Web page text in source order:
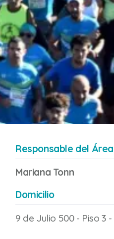
Responsable del Área
Mariana Tonn
Domicilio
9 de Julio 500 - Piso 3